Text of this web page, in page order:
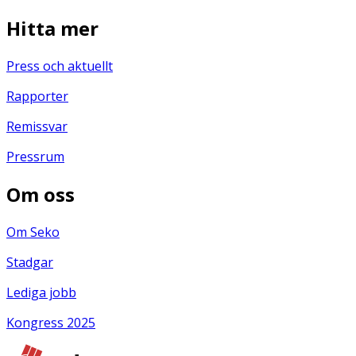
Hitta mer
Press och aktuellt
Rapporter
Remissvar
Pressrum
Om oss
Om Seko
Stadgar
Lediga jobb
Kongress 2025